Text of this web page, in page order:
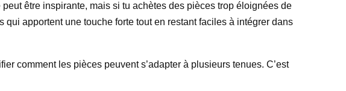
être inspirante, mais si tu achètes des pièces trop éloignées de
apportent une touche forte tout en restant faciles à intégrer dans
comment les pièces peuvent s’adapter à plusieurs tenues. C’est